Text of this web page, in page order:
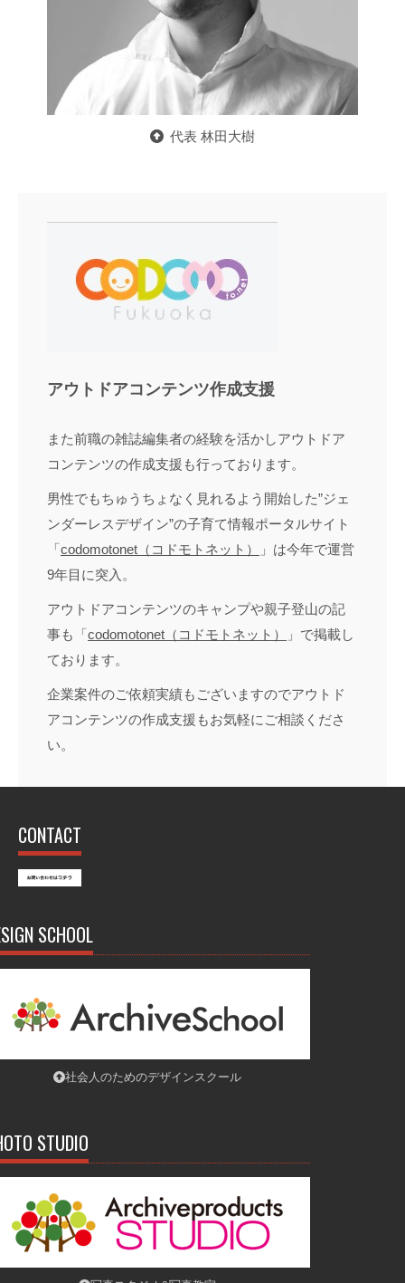
代表 林田大樹
アウトドアコンテンツ作成支援
また前職の雑誌編集者の経験を活かしアウトドア
コンテンツの作成支援も行っております。
男性でもちゅうちょなく見れるよう開始した”ジェ
ンダーレスデザイン”の子育て情報ポータルサイト
「codomotonet（コドモトネット）
」は今年で運営
9年目に突入。
アウトドアコンテンツのキャンプや親子登山の記
事も「codomotonet（コドモトネット）
」で掲載し
ております。
企業案件のご依頼実績もございますのでアウトド
アコンテンツの作成支援もお気軽にご相談くださ
い。
CONTACT
SCHOOL
社会人のためのデザインスクール
STUDIO